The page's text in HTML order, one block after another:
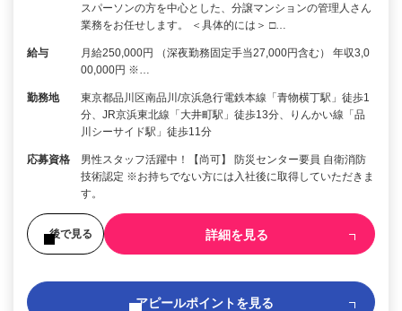
スパーソンの方を中心とした、分譲マンションの管理人さん
業務をお任せします。 ＜具体的には＞ □…
給与
月給250,000円 （深夜勤務固定手当27,000円含む） 年収3,0
00,000円 ※…
勤務地
東京都品川区南品川/京浜急行電鉄本線「青物横丁駅」徒歩1
分、JR京浜東北線「大井町駅」徒歩13分、りんかい線「品
川シーサイド駅」徒歩11分
応募資格
男性スタッフ活躍中！【尚可】 防災センター要員 自衛消防
技術認定 ※お持ちでない方には入社後に取得していただきま
す。
後で見る 詳細を見る
アピールポイントを見る